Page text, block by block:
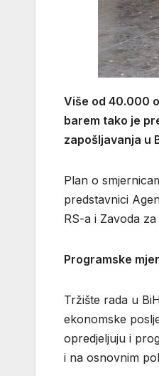
Više od 40.000
barem tako je
zapošljavanja u
Plan o
predstavnici
RS-a i Zavoda
Programske
Tržište rada u
ekonomske
opredjeljuju i
i na osnovnim